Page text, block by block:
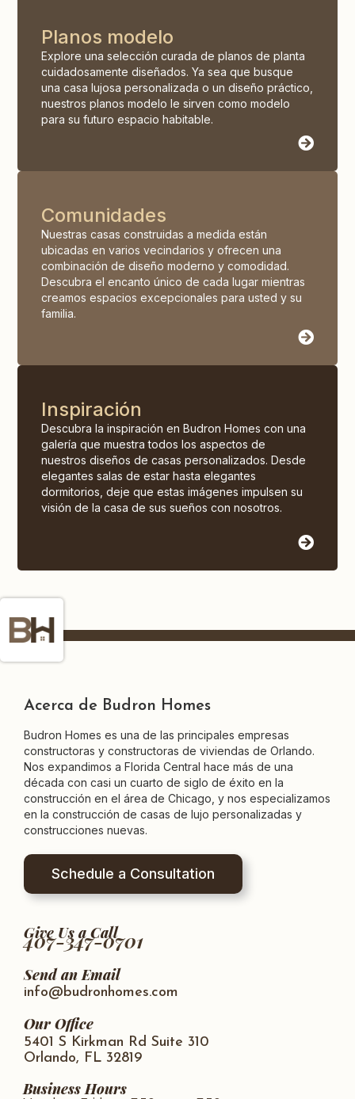
Planos modelo
Explore una selección curada de planos de planta
cuidadosamente diseñados. Ya sea que busque
una casa lujosa personalizada o un diseño práctico,
nuestros planos modelo le sirven como modelo
para su futuro espacio habitable.
Comunidades
Nuestras casas construidas a medida están
ubicadas en varios vecindarios y ofrecen una
combinación de diseño moderno y comodidad.
Descubra el encanto único de cada lugar mientras
creamos espacios excepcionales para usted y su
familia.
Inspiración
Descubra la inspiración en Budron Homes con una
galería que muestra todos los aspectos de
nuestros diseños de casas personalizados. Desde
elegantes salas de estar hasta elegantes
dormitorios, deje que estas imágenes impulsen su
visión de la casa de sus sueños con nosotros.
Acerca de Budron Homes
Budron Homes es una de las principales empresas
constructoras y constructoras de viviendas de Orlando.
Nos expandimos a Florida Central hace más de una
década con casi un cuarto de siglo de éxito en la
construcción en el área de Chicago, y nos especializamos
en la construcción de casas de lujo personalizadas y
construcciones nuevas.
Schedule a Consultation
Give Us a Call
407-347-0701
Send an Email
info@budronhomes.com
Our Office
5401 S Kirkman Rd Suite 310
Orlando, FL 32819
Business Hours